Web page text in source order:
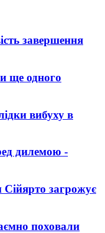
завершення
ще одного
вибуху в
дилемою -
загрожує
поховали